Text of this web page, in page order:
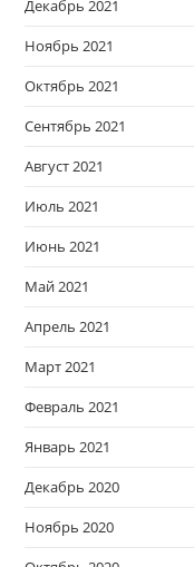
Декабрь 2021
Ноябрь 2021
Октябрь 2021
Сентябрь 2021
Август 2021
Июль 2021
Июнь 2021
Май 2021
Апрель 2021
Март 2021
Февраль 2021
Январь 2021
Декабрь 2020
Ноябрь 2020